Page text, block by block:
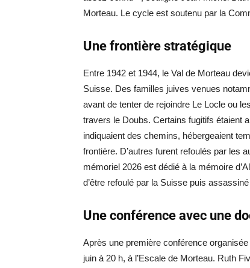
Morteau. Le cycle est soutenu par la
Une frontière stratégique
Entre 1942 et 1944, le Val de Morteau
Suisse. Des familles juives venues
avant de tenter de rejoindre Le Locle ou
travers le Doubs. Certains fugitifs étaient
indiquaient des chemins, hébergeaient
frontière. D’autres furent refoulés par les
mémoriel 2026 est dédié à la mémoire
d’être refoulé par la Suisse puis
Une conférence avec une
Après une première conférence
juin à 20 h, à l’Escale de Morteau. Ruth